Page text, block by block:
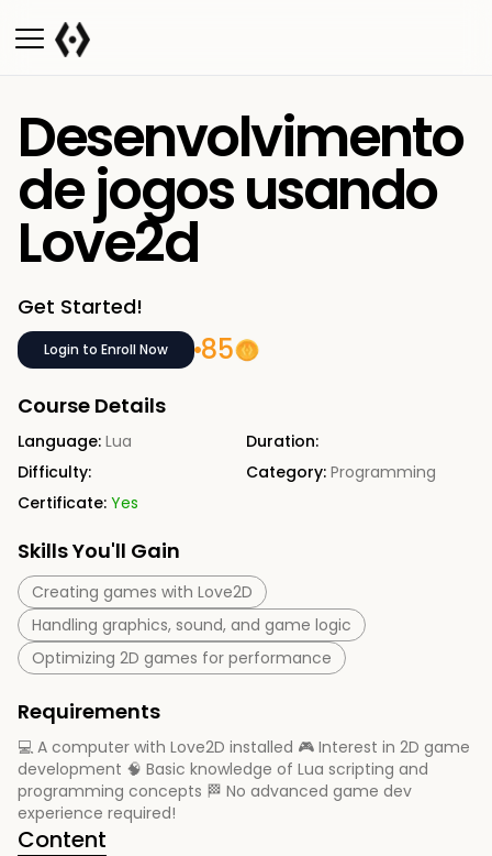
Desenvolvimento
de jogos usando
Love2d
Get Started!
Login to Enroll Now 85
Course Details
Language: Lua
Duration:
Difficulty:
Category: Programming
Certificate: Yes
Skills You'll Gain
Creating games with Love2D
Handling graphics, sound, and game logic
Optimizing 2D games for performance
Requirements
💻 A computer with Love2D installed 🎮 Interest in 2D game
development 🧠 Basic knowledge of Lua scripting and
programming concepts 🏁 No advanced game dev
experience required!
Content